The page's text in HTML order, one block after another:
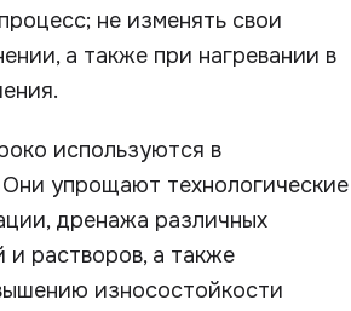
не изменять свои
а также при нагревании в
используются в
упрощают технологические
дренажа различных
и растворов, а также
износостойкости